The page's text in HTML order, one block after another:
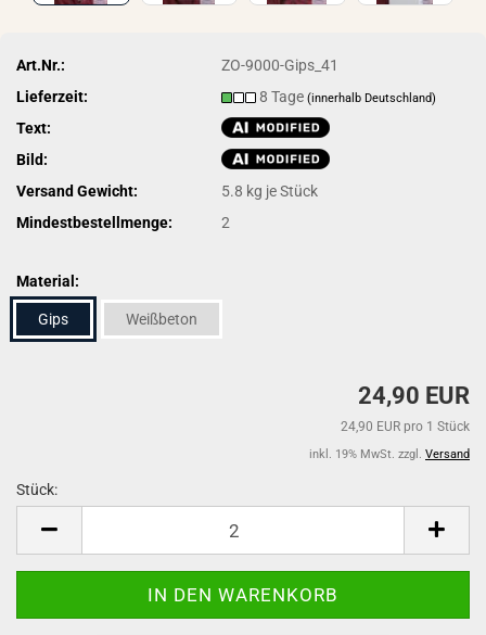
Art.Nr.:
ZO-9000-Gips_41
Lieferzeit:
8 Tage(innerhalb Deutschland)
Text:
Bild:
Versand Gewicht:
5.8 kg je Stück
Mindestbestellmenge:
2
Material:
Gips Weißbeton
24,90 EUR
24,90 EUR pro 1 Stück
inkl. 19% MwSt. zzgl. Versand
Stück: